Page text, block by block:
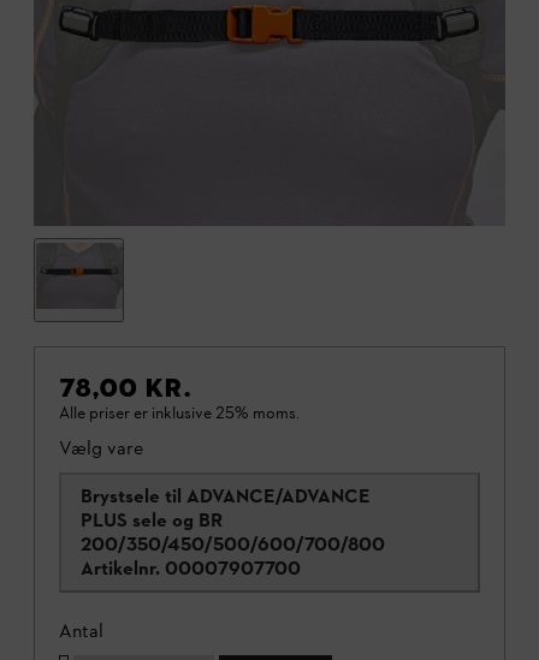
78,00 KR.
Alle priser er inklusive 25% moms.
Vælg vare
Brystsele til ADVANCE/ADVANCE
PLUS sele og BR
200/350/450/500/600/700/800
Artikelnr. 00007907700
Antal